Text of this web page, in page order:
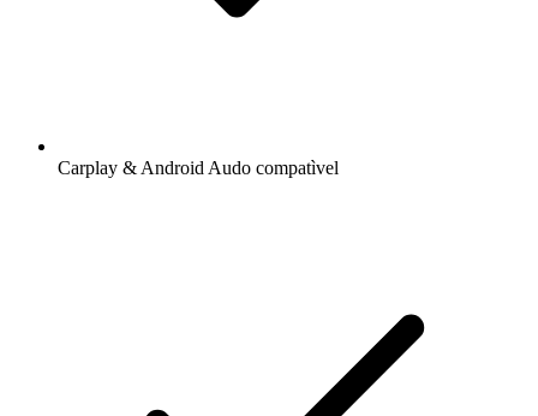
Carplay & Android Audo compatìvel